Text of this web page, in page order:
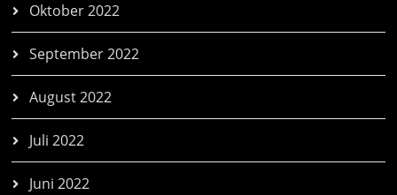
Oktober 2022
September 2022
August 2022
Juli 2022
Juni 2022